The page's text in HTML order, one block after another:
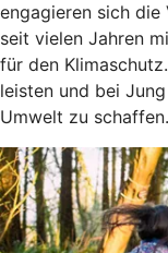
engagieren sich die
seit vielen Jahren
für den
leisten und bei
Umwelt zu schaffen.